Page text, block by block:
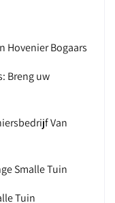
Hovenier Bogaars
Breng uw
Van
Smalle Tuin
Tuin